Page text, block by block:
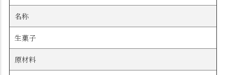
名称
生菓子
原材料